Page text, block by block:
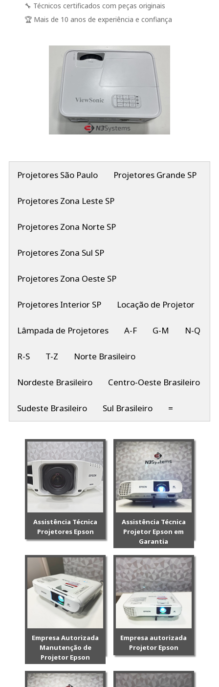
🔧 Técnicos certificados com peças originais
🏆 Mais de 10 anos de experiência e confiança
Projetores São Paulo Projetores Grande SP
Projetores Zona Leste SP
Projetores Zona Norte SP
Projetores Zona Sul SP
Projetores Zona Oeste SP
Projetores Interior SP Locação de Projetor
Lâmpada de Projetores A-F G-M N-Q
R-S T-Z Norte Brasileiro
Nordeste Brasileiro Centro-Oeste Brasileiro
Sudeste Brasileiro Sul Brasileiro =
Assistência Técnica
Projetores Epson
Assistência Técnica
Projetor Epson em
Garantia
Empresa Autorizada
Manutenção de
Projetor Epson
Empresa autorizada
Projetor Epson